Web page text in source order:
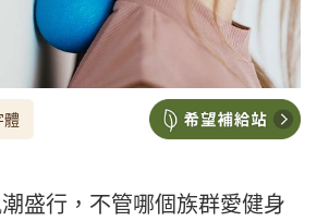
體
盛行，不管哪個族群愛健身